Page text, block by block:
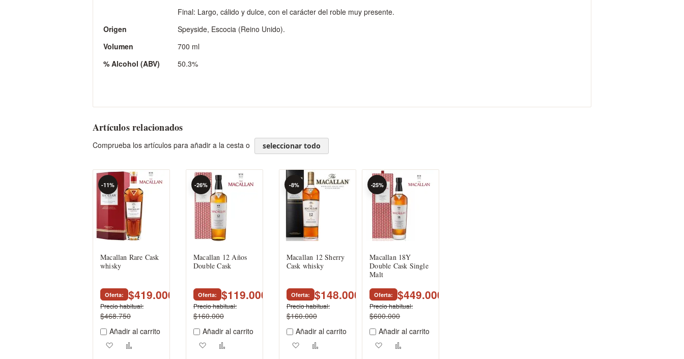
Final: Largo, cálido y dulce, con el carácter del roble muy presente.
Origen
Speyside, Escocia (Reino Unido).
Volumen
700 ml
% Alcohol (ABV)
50.3%
Artículos relacionados
Comprueba los artículos para añadir a la cesta o seleccionar todo
Macallan Rare Cask
whisky
Oferta $419.000
-11%
Precio habitual
$468.750
Añadir al carrito
Agregar a los favoritos
Añadir para comparar
Macallan 12 Años
Double Cask
Oferta $119.000
-26%
Precio habitual
$160.000
Añadir al carrito
Agregar a los favoritos
Añadir para comparar
Macallan 12 Sherry
Cask whisky
Oferta $148.000
-8%
Precio habitual
$160.000
Añadir al carrito
Agregar a los favoritos
Añadir para comparar
Macallan 18Y
Double Cask Single
Malt
Oferta $449.000
-25%
Precio habitual
$600.000
Añadir al carrito
Agregar a los favoritos